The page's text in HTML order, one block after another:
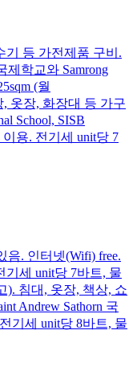
기 등 가전제품 구비.
제학교와 Samrong
(월
, 옷장, 화장대 등 가구
School, SISB
이용. 전기세 unit당 7
음. 인터넷(Wifi) free.
기세 unit당 7바트, 물
). 침대, 옷장, 책상, 쇼
Andrew Sathorn 국
기세 unit당 8바트, 물